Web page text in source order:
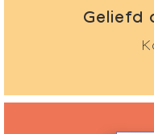
Geliefd